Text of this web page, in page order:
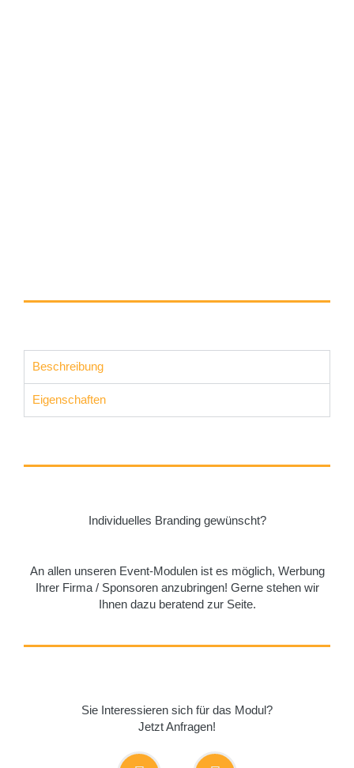
Beschreibung
Eigenschaften
Individuelles Branding gewünscht?
An allen unseren Event-Modulen ist es möglich, Werbung
Ihrer Firma / Sponsoren anzubringen! Gerne stehen wir
Ihnen dazu beratend zur Seite.
Sie Interessieren sich für das Modul?
Jetzt Anfragen!